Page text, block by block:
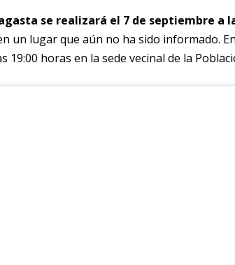
se realizará el 7 de septiembre a
un lugar que aún no ha sido informado. En
19:00 horas en la sede vecinal de la